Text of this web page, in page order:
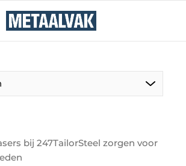
aanleveren
aanmelden
bij 247TailorSteel zorgen voor